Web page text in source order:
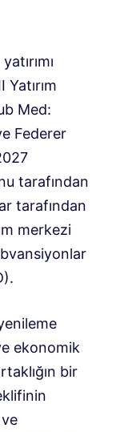
Med:
Federer
tarafından
tarafından
merkezi
ekonomik
bir